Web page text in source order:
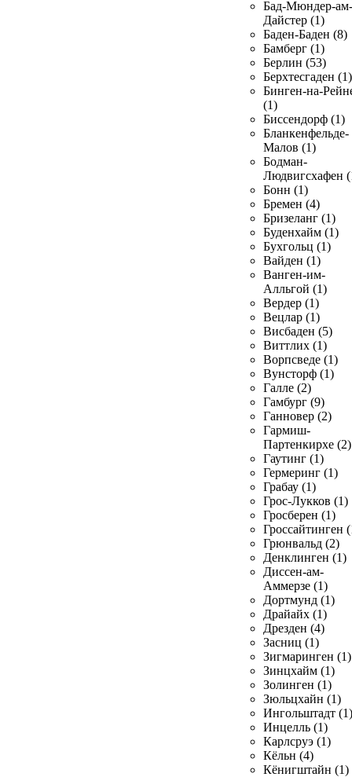
Бад-Мюндер-ам-
Дайстер (1)
Баден-Баден (8)
Бамберг (1)
Берлин (53)
Берхтесгаден (1)
Бинген-на-
(1)
Биссендорф (1)
Бланкенфельде-
Малов (1)
Бодман-
Людвигсхафен
Бонн (1)
Бремен (4)
Бризеланг (1)
Буденхайм (1)
Бухгольц (1)
Вайден (1)
Ванген-им-
Алльгой (1)
Вердер (1)
Вецлар (1)
Висбаден (5)
Виттлих (1)
Ворпсведе (1)
Вунсторф (1)
Галле (2)
Гамбург (9)
Ганновер (2)
Гармиш-
Партенкирхе (2)
Гаутинг (1)
Гермеринг (1)
Грабау (1)
Грос-Лукков (1)
Гросберен (1)
Гроссайтинген
Грюнвальд (2)
Денклинген (1)
Диссен-ам-
Аммерзе (1)
Дортмунд (1)
Драйайх (1)
Дрезден (4)
Засниц (1)
Зигмаринген (1)
Зинцхайм (1)
Золинген (1)
Зюльцхайн (1)
Ингольштадт (1)
Инцелль (1)
Карлсруэ (1)
Кёльн (4)
Кёнигштайн (1)